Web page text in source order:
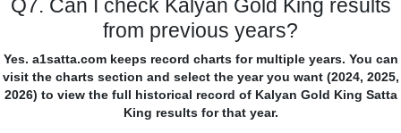
Q7. Can I check Kalyan Gold King results
from previous years?
Yes. a1satta.com keeps record charts for multiple years. You can
visit the charts section and select the year you want (2024, 2025,
2026) to view the full historical record of Kalyan Gold King Satta
King results for that year.